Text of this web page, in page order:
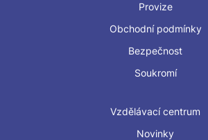
Provize
Obchodní podmínky
Bezpečnost
Soukromí
Vzdělávací centrum
Novinky